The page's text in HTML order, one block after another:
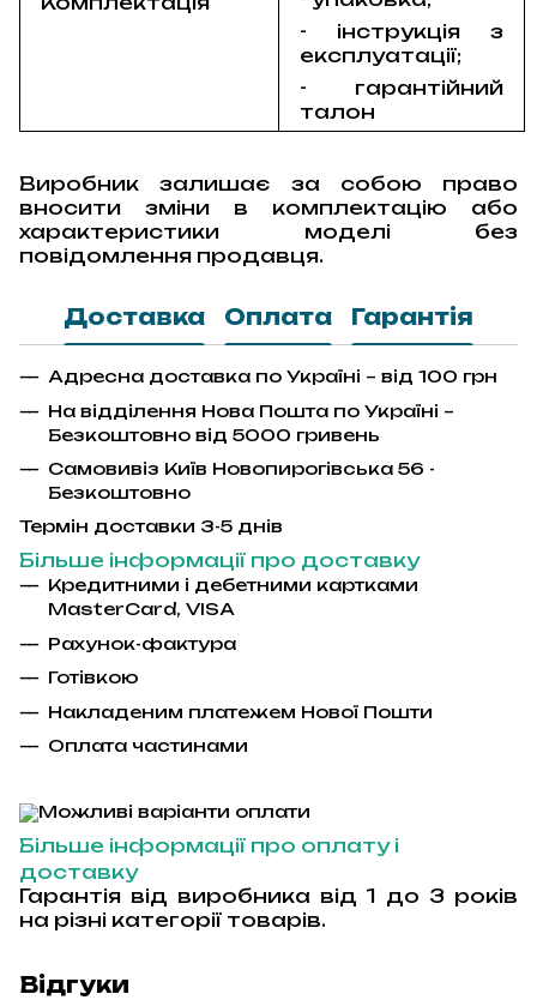
- інструкція з
експлуатації;
- гарантійний
талон
Виробник залишає за собою право
вносити зміни в комплектацію або
характеристики моделі без
повідомлення продавця.
Доставка Оплата Гарантія
Адресна доставка по Україні – від 100 грн
На відділення Нова Пошта по Україні –
Безкоштовно від 5000 гривень
Самовивіз Київ Новопирогівська 56 -
Безкоштовно
Термін доставки 3-5 днів
Більше інформації про доставку
Кредитними і дебетними картками
MasterCard, VISA
Рахунок-фактура
Готівкою
Накладеним платежем Нової Пошти
Оплата частинами
Більше інформації про оплату і
доставку
Гарантія від виробника від 1 до 3 років
на різні категорії товарів.
Відгуки